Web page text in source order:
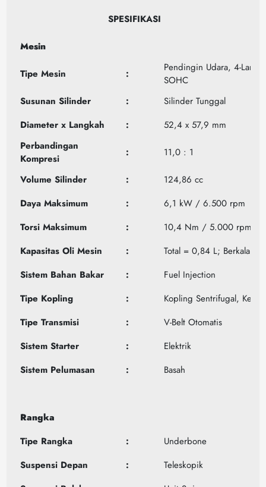
SPESIFIKASI
Mesin
Tipe Mesin :
Pendingin Udara, 4-
SOHC
Susunan Silinder
:
Silinder Tunggal
Diameter x Langkah
:
52,4 x 57,9 mm
Perbandingan
Kompresi
: 11,0 : 1
Volume Silinder :
124,86 cc
Daya Maksimum
:
6,1 kW / 6.500 rpm
Torsi Maksimum
:
10,4 Nm / 5.000 rpm
Kapasitas Oli Mesin
:
Total = 0,84 L; Berkala =
Sistem Bahan Bakar
:
Fuel Injection
Tipe Kopling
:
Kopling Sentrifugal,
Tipe Transmisi
:
V-Belt Otomatis
Sistem Starter
:
Elektrik
Sistem Pelumasan
: Basah
Rangka
Tipe Rangka
:
Underbone
Suspensi Depan
:
Teleskopik